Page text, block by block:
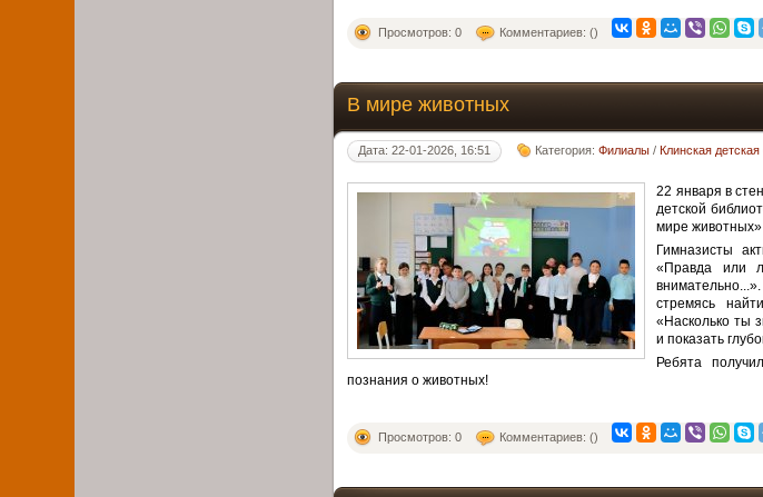
Просмотров: 0 Комментариев: ()
В мире животных
Дата: 22-01-2026, 16:51 Категория:Филиалы /Клинская
22 января в
детской
мире животных»
Гимназисты
«Правда или
стремясь
«Насколько ты
и показать
Ребята
познания о животных!
Просмотров: 0 Комментариев: ()